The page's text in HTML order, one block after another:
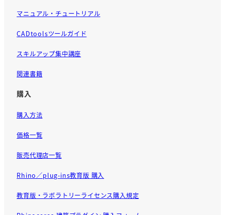
マニュアル・チュートリアル
CADtoolsツールガイド
スキルアップ集中講座
関連書籍
購入
購入方法
価格一覧
販売代理店一覧
Rhino／plug-ins教育版 購入
教育版・ラボラトリーライセンス購入規定